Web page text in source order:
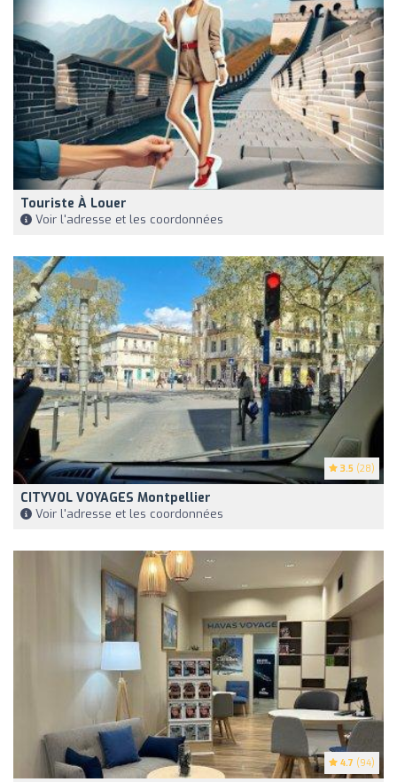
Touriste À Louer
Voir l'adresse et les coordonnées
3.5 (28)
CITYVOL VOYAGES Montpellier
Voir l'adresse et les coordonnées
4.7 (94)